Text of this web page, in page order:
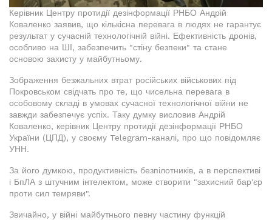
Керівник Центру протидії дезінформації РНБО Андрій
Коваленко заявив, що кількісна перевага в людях не гарантує
результат у сучасній технологічній війні. Ефективність дронів,
особливо на ШІ, забезпечить "стіну безпеки" та стане
основою захисту у майбутньому.
Зображення безжальних втрат російських військових під
Покровськом свідчать про те, що чисельна перевага в
особовому складі в умовах сучасної технологічної війни не
завжди забезпечує успіх. Таку думку висловив Андрій
Коваленко, керівник Центру протидії дезінформації РНБО
України (ЦПД), у своєму Telegram-каналі, про що повідомляє
УНН.
За його думкою, продуктивність безпілотників, а в перспективі
і БпЛА з штучним інтелектом, може створити "захисний бар'єр
проти сил темряви".
Звичайно, у війні майбутнього певну частину функцій